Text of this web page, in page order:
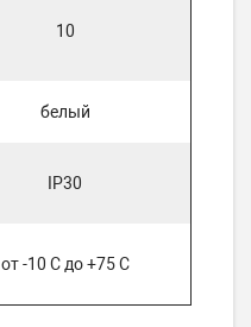
10
белый
IP30
от -10 С до +75 С